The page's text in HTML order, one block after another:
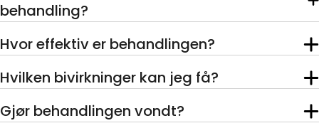
behandling?
Hvor effektiv er behandlingen?
Hvilken bivirkninger kan jeg få?
Gjør behandlingen vondt?